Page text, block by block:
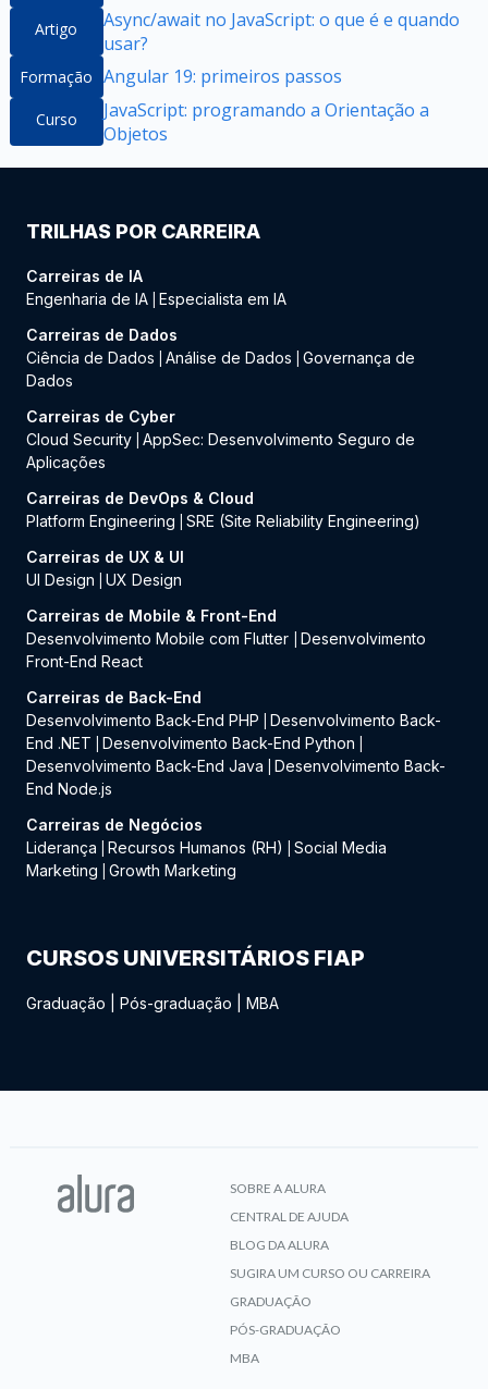
Artigo
Async/await no JavaScript: o que é e quando
usar?
Formação Angular 19: primeiros passos
Curso
JavaScript: programando a Orientação a
Objetos
TRILHAS POR CARREIRA
Carreiras de IA
Engenharia de IA Especialista em IA
Carreiras de Dados
Ciência de Dados
Análise de Dados
Governança de
Dados
Carreiras de Cyber
Cloud Security AppSec: Desenvolvimento Seguro de
Aplicações
Carreiras de DevOps & Cloud
Platform Engineering
SRE (Site Reliability Engineering)
Carreiras de UX & UI
UI Design
UX Design
Carreiras de Mobile & Front-End
Desenvolvimento Mobile com Flutter
Desenvolvimento
Front-End React
Carreiras de Back-End
Desenvolvimento Back-End PHP
Desenvolvimento Back-
End .NET
Desenvolvimento Back-End Python
Desenvolvimento Back-End Java
Desenvolvimento Back-
End Node.js
Carreiras de Negócios
Liderança
Recursos Humanos (RH)
Social Media
Marketing
Growth Marketing
CURSOS UNIVERSITÁRIOS FIAP
Graduação Pós-graduação MBA
SOBRE A ALURA
CENTRAL DE AJUDA
BLOG DA ALURA
SUGIRA UM CURSO OU CARREIRA
GRADUAÇÃO
PÓS-GRADUAÇÃO
MBA